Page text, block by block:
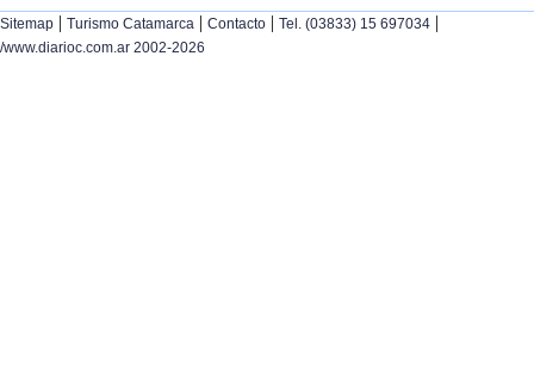
Sitemap | Turismo Catamarca | Contacto | Tel. (03833) 15 697034 |
/www.diarioc.com.ar 2002-2026